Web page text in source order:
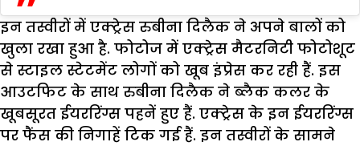
इन तस्वीरों में एक्ट्रेस रुबीना दिलैक ने अपने बालों को
खुला रखा हुआ है. फोटोज में एक्ट्रेस मैटरनिटी फोटोशूट
से स्टाइल स्टेटमेंट लोगों को खूब इंप्रेस कर रही हैं. इस
आउटफिट के साथ रुबीना दिलैक ने ब्लैक कलर के
खूबसूरत ईयररिंग्स पहनें हुए हैं. एक्ट्रेस के इन ईयररिंग्स
पर फैंस की निगाहें टिक गई हैं. इन तस्वीरों के सामने